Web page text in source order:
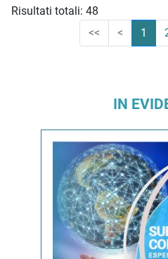
Risultati totali: 48
<<
< 1
IN